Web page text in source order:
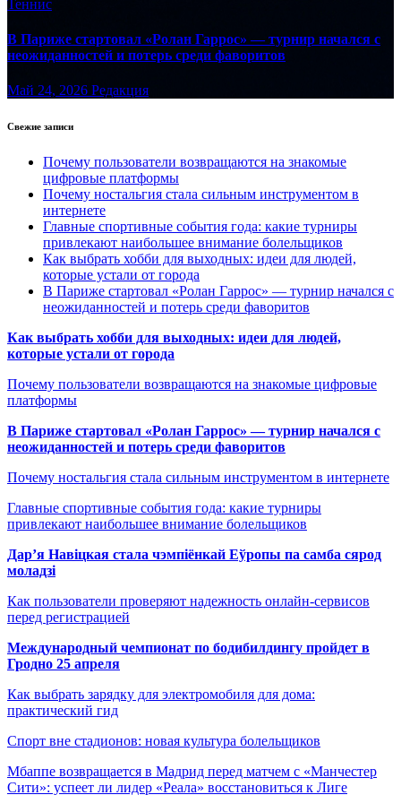
Теннис
В Париже стартовал «Ролан Гаррос» — турнир начался с
неожиданностей и потерь среди фаворитов
Май 24, 2026 Редакция
Свежие записи
Почему пользователи возвращаются на знакомые
цифровые платформы
Почему ностальгия стала сильным инструментом в
интернете
Главные спортивные события года: какие турниры
привлекают наибольшее внимание болельщиков
Как выбрать хобби для выходных: идеи для людей,
которые устали от города
В Париже стартовал «Ролан Гаррос» — турнир начался с
неожиданностей и потерь среди фаворитов
Как выбрать хобби для выходных: идеи для людей,
которые устали от города
Почему пользователи возвращаются на знакомые цифровые
платформы
В Париже стартовал «Ролан Гаррос» — турнир начался с
неожиданностей и потерь среди фаворитов
Почему ностальгия стала сильным инструментом в интернете
Главные спортивные события года: какие турниры
привлекают наибольшее внимание болельщиков
Дар’я Навіцкая стала чэмпіёнкай Еўропы па самба сярод
моладзі
Как пользователи проверяют надежность онлайн-сервисов
перед регистрацией
Международный чемпионат по бодибилдингу пройдет в
Гродно 25 апреля
Как выбрать зарядку для электромобиля для дома:
практический гид
Спорт вне стадионов: новая культура болельщиков
Мбаппе возвращается в Мадрид перед матчем с «Манчестер
Сити»: успеет ли лидер «Реала» восстановиться к Лиге